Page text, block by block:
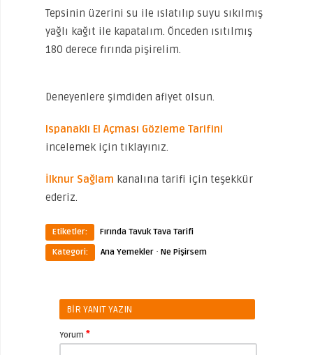
Tepsinin üzerini su ile ıslatılıp suyu sıkılmış
yağlı kağıt ile kapatalım. Önceden ısıtılmış
180 derece fırında pişirelim.
Deneyenlere şimdiden afiyet olsun.
Ispanaklı El Açması Gözleme Tarifini
incelemek için tıklayınız.
İlknur Sağlam kanalına tarifi için teşekkür
ederiz.
Etiketler:
Fırında Tavuk Tava Tarifi
Kategori:
Ana Yemekler · Ne Pişirsem
BIR YANIT YAZIN
Yorum *